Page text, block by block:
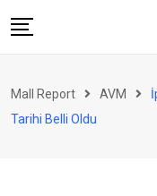
to
Perakende
Mall Report AVM
Tarihi Belli Oldu